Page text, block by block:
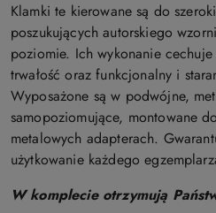
Klamki te kierowane są do
poszukujących autorskiego
poziomie. Ich wykonanie
trwałość oraz funkcjonalny i
Wyposażone są w podwójne,
samopoziomujące, montowane
metalowych adapterach.
użytkowanie każdego
W komplecie otrzymują